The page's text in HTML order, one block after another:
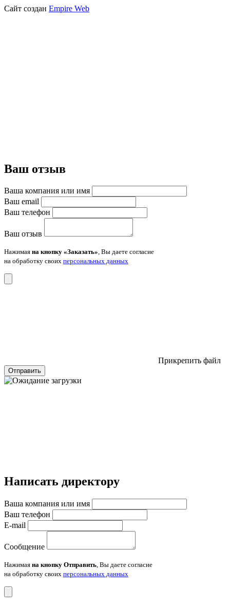
Сайт создан Empire Web
Ваш отзыв
Ваша компания или имя
Ваш email
Ваш телефон
Ваш отзыв
Нажимая на кнопку «Заказать», Вы даете согласие
на обработку своих персональных данных
Прикрепить файл
Отправить
Написать директору
Ваша компания или имя
Ваш телефон
E-mail
Сообщение
Нажимая на кнопку Отправить, Вы даете согласие
на обработку своих персональных данных